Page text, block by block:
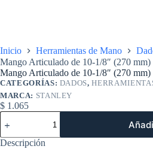
Inicio Herramientas de Mano
Mango Articulado de 10-1/8″ (270
Mango Articulado de 10-1/8″ (270
CATEGORÍAS: DADOS,
MARCA: STANLEY
$ 1.065
Mango
Articulado
de
10-
Descripción